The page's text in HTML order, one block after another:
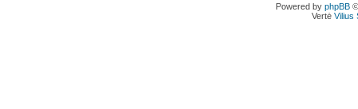
Powered by phpBB
Vertė Vilius